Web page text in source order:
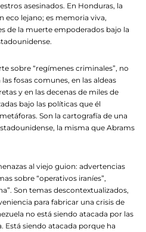
asesinados. En Honduras, la
eco lejano; es memoria viva,
de la muerte empoderados bajo la
sobre “regímenes criminales”, no
fosas comunes, en las aldeas
y en las decenas de miles de
bajo las políticas que él
Son la cartografía de una
la misma que Abrams
al viejo guion: advertencias
sobre “operativos iraníes”,
Son temas descontextualizados,
para fabricar una crisis de
no está siendo atacada por las
Está siendo atacada porque ha